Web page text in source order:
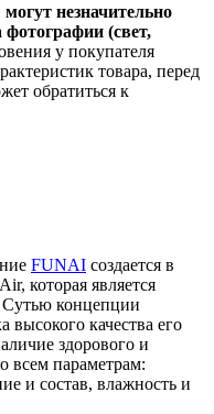
могут незначительно
фотографии (свет,
у покупателя
товара, перед
обратиться к
FUNAI создается в
которая является
Сутью концепции
высокого качества его
здорового и
всем параметрам:
и состав, влажность и